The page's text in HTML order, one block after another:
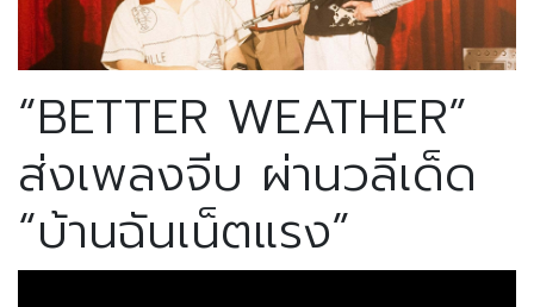
“BETTER WEATHER”
ส่งเพลงจีบ ผ่านวลีเด็ด
“บ้านฉันเน็ตแรง”